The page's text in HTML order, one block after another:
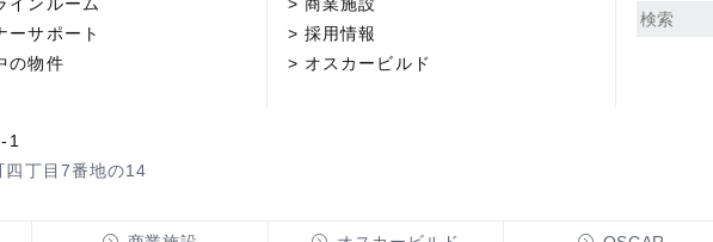
ーサポート
の物件
採用情報
オスカービルド
1
丁目7番地の14